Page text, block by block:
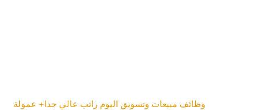
وظائف مبيعات وتسويق اليوم راتب عالي جدا+ عمولة